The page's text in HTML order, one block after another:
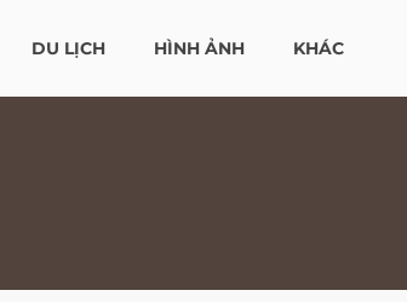
DU LỊCH HÌNH ẢNH KHÁC